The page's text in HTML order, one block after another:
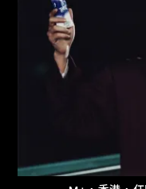
進一步篩選
關於M+藏品